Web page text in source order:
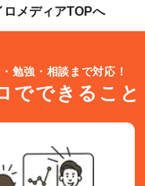
ロメディアTOPへ
勉強・相談まで対応！
でできること